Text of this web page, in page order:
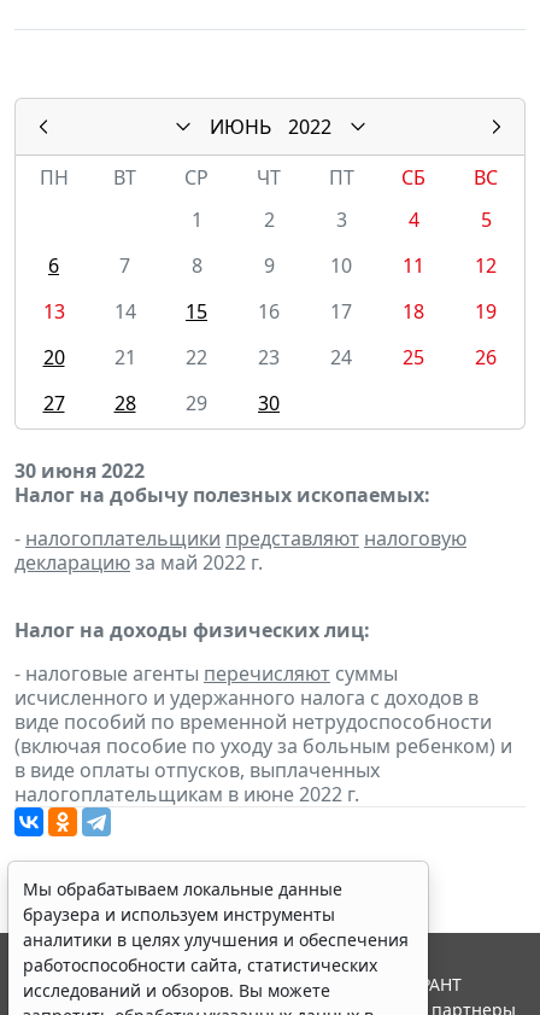
ИЮНЬ
2022
ПН
ВТ СР ЧТ ПТ СБ
ВС
1
2 3 4
5
6
7 8 9 10 11
12
13
14 15 16 17 18
19
20
21 22 23 24 25
26
27
28 29 30
30 июня 2022
Налог на добычу полезных ископаемых:
- налогоплательщики представляют налоговую
декларациюза май 2022 г.
Налог на доходы физических лиц:
- налоговые агенты перечисляют суммы
исчисленного и удержанного налога с доходов в
виде пособий по временной нетрудоспособности
(включая пособие по уходу за больным ребенком) и
в виде оплаты отпусков, выплаченных
налогоплательщикам в июне 2022 г.
Мы обрабатываем локальные данные
браузера и используем инструменты
аналитики в целях улучшения и обеспечения
работоспособности сайта, статистических
исследований и обзоров. Вы можете
© ООО "НПП "ГАРАНТ-СЕРВИС", 2026. Система ГАРАНТ
выпускается с 1990 года. Компания "Гарант" и ее партнеры